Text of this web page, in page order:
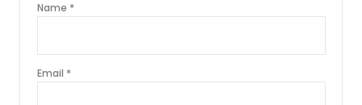
Name *
Email *